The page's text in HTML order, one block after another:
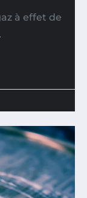
à effet de